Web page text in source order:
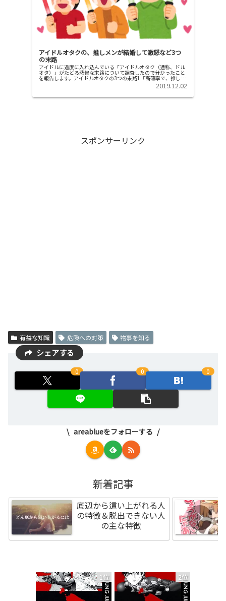
アイドルオタクの、推しメンが結婚して激怒など3つ
の末路
アイドルに過度に入れ込んでいる「アイドルオタク（通称、ドル
オタ）」がたどる悲惨な末路について調査したので分かったこと
を報告します。アイドルオタクの3つの末路1「高確率で、推しの
アイドルの熱愛発覚・結婚といった悲劇的結末を迎える」推しの
2019.12.02
スポンサーリンク
有益な知識 危険への対策 物事を知る
シェアする
0 0 0
areablueをフォローする
新着記事
底辺から這い上がれる人
の特徴＆脱出できない人
の主な特徴
1位 2位